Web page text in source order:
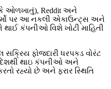
ઓળખાતું), Reddit અને
પર આ નકલી એકાઉન્ટ્સ અને
કંપનીઓ વિશે ખોટી માહિતી
સક્રિય ફોજદારી ધરપકડ વોરંટ
વિદેશથી થાઇ કંપનીઓ અને
રહ્યો છે અને ફરાર સ્થિતિ